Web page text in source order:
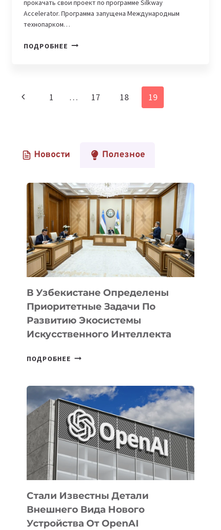
прокачать свои проект по программе Silkway
Accelerator. Программа запущена Международным
технопарком…
ПОДРОБНЕЕ ОПРЕДЕЛЕНЫ
ACCELERATOR
Навигация
Предыдущая
1 … 17 18 19
Новости Полезное
В Узбекистане Определены
Приоритетные Задачи По
Развитию Экосистемы
Искусственного Интеллекта
ПОДРОБНЕЕ В
ПРИОРИТЕТНЫЕ
ЗАДАЧИ
ПО
РАЗВИТИЮ
ЭКОСИСТЕМЫ
ИСКУССТВЕННОГО
ИНТЕЛЛЕКТА
Стали Известны Детали
Внешнего Вида Нового
Устройства От OpenAI